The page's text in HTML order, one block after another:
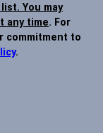
You may
any time. For
commitment to
.